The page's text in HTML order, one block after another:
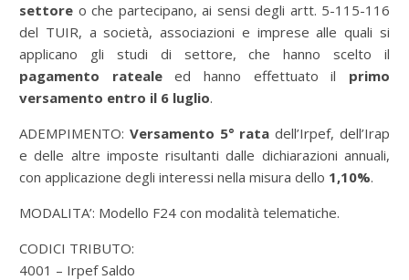
settore o che partecipano, ai sensi degli artt. 5-115-116
del TUIR, a società, associazioni e imprese alle quali si
applicano gli studi di settore, che hanno scelto il
pagamento ratealeed hanno effettuato il primo
versamento entro il 6 luglio.
ADEMPIMENTO: Versamento 5° rata dell’Irpef, dell’Irap
e delle altre imposte risultanti dalle dichiarazioni annuali,
con applicazione degli interessi nella misura dello 1,10%.
MODALITA’: Modello F24 con modalità telematiche.
CODICI TRIBUTO:
4001 – Irpef Saldo